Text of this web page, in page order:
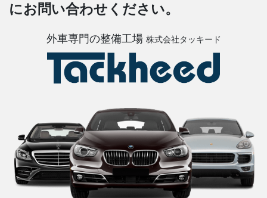
にお問い合わせください。
外車専門の整備工場 株式会社タッキード